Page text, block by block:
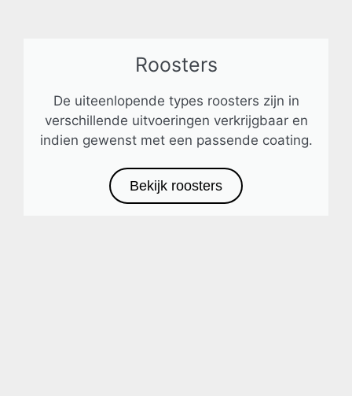
Roosters
De uiteenlopende types roosters zijn in
verschillende uitvoeringen verkrijgbaar en
indien gewenst met een passende coating.
Bekijk roosters